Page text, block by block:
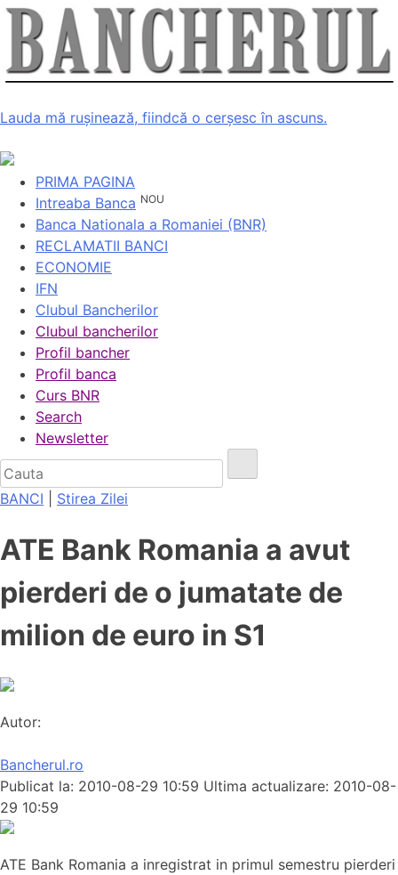
Lauda mă rușinează, fiindcă o cerșesc în ascuns.
PRIMA PAGINA
Intreaba Banca NOU
Banca Nationala a Romaniei (BNR)
RECLAMATII BANCI
ECONOMIE
IFN
Clubul Bancherilor
Clubul bancherilor
Profil bancher
Profil banca
Curs BNR
Search
Newsletter
BANCI Stirea Zilei
ATE Bank Romania a avut
pierderi de o jumatate de
milion de euro in S1
Autor:
Bancherul.ro
Publicat la: 2010-08-29 10:59 Ultima actualizare: 2010-08-
29 10:59
ATE Bank Romania a inregistrat in primul semestru pierderi